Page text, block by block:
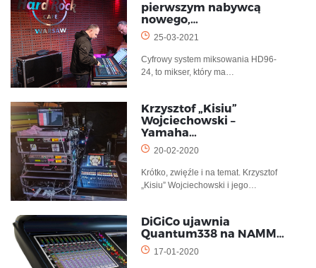
pierwszym nabywcą
nowego,…
25-03-2021
Cyfrowy system miksowania HD96-
24, to mikser, który ma…
Krzysztof „Kisiu”
Wojciechowski –
Yamaha…
20-02-2020
Krótko, zwięźle i na temat. Krzysztof
„Kisiu” Wojciechowski i jego…
DiGiCo ujawnia
Quantum338 na NAMM…
17-01-2020